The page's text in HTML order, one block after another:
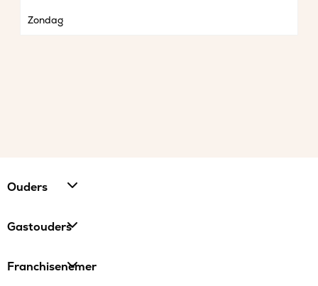
Zondag
Ouders
Gastouders
Franchisenemer